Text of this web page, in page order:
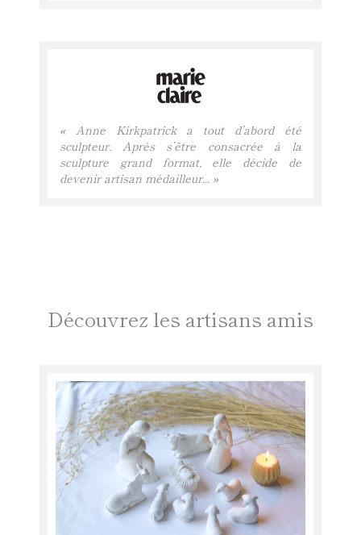
« Anne Kirkpatrick a tout d’abord été
sculpteur. Après s’être consacrée à la
sculpture grand format, elle décide de
devenir artisan médailleur... »
Découvrez les artisans amis